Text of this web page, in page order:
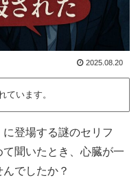
2025.08.20
ています。
に登場する謎のセリフ
て聞いたとき、心臓が一
でしたか？